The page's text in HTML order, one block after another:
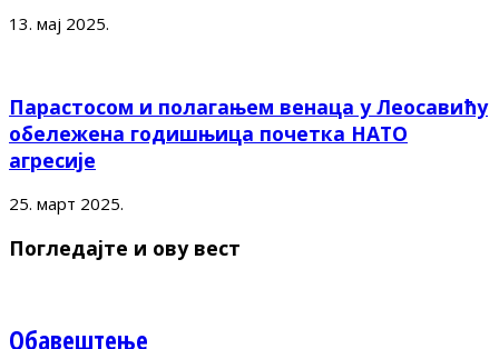
13. мај 2025.
Парастосом и полагањем венаца у Леосавићу
обележена годишњица почетка НАТО
агресије
25. март 2025.
Погледајте и ову вест
Обавештење